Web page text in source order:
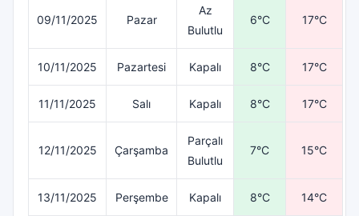
09/11/2025 Pazar
Az
Bulutlu
6°C 17°C
10/11/2025 Pazartesi Kapalı 8°C 17°C
11/11/2025 Salı Kapalı 8°C 17°C
12/11/2025 Çarşamba
Parçalı
Bulutlu
7°C 15°C
13/11/2025 Perşembe Kapalı 8°C 14°C